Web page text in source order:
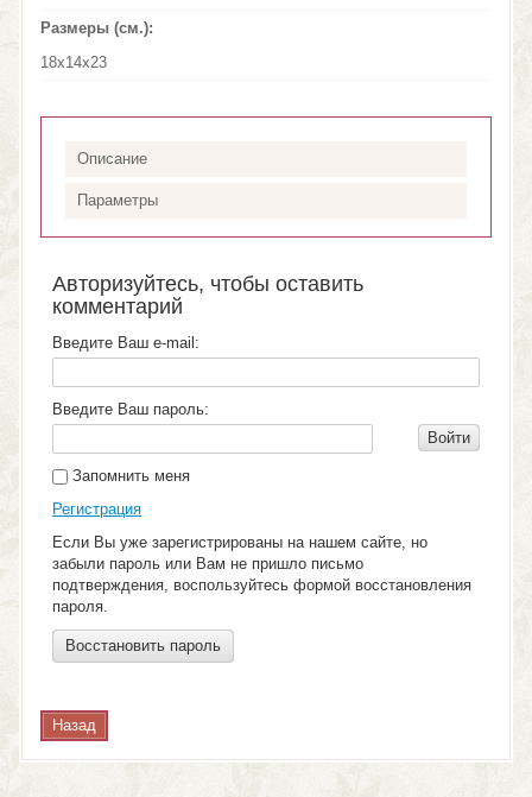
Размеры (см.):
18х14х23
Описание
Параметры
Авторизуйтесь, чтобы оставить
комментарий
Введите Ваш e-mail:
Введите Ваш пароль:
Войти
Запомнить меня
Регистрация
Если Вы уже зарегистрированы на нашем сайте, но
забыли пароль или Вам не пришло письмо
подтверждения, воспользуйтесь формой восстановления
пароля.
Восстановить пароль
Назад